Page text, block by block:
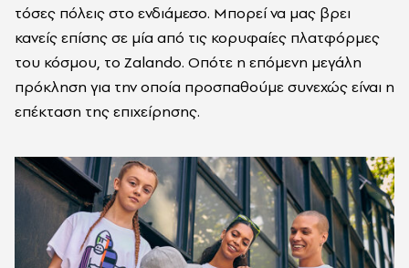
τόσες πόλεις στο ενδιάμεσο. Μπορεί να μας βρει
κανείς επίσης σε μία από τις κορυφαίες πλατφόρμες
του κόσμου, το Zalando. Οπότε η επόμενη μεγάλη
πρόκληση για την οποία προσπαθούμε συνεχώς είναι η
επέκταση της επιχείρησης.